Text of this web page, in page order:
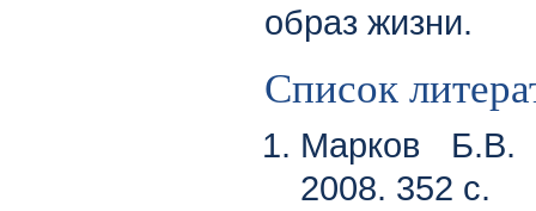
образ жизни.
Список
Марков Б.В.
2008. 352 с.